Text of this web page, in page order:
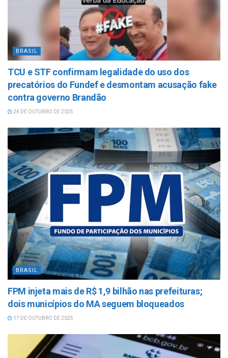
BRASIL
TCU e STF confirmam legalidade do uso dos
precatórios do Fundef e desmontam acusação fake
contra governo Brandão
24 DE OUTUBRO DE 2025
BRASIL
FPM injeta mais de R$ 1,9 bilhão nas prefeituras;
dois municípios do MA seguem bloqueados
17 DE OUTUBRO DE 2025